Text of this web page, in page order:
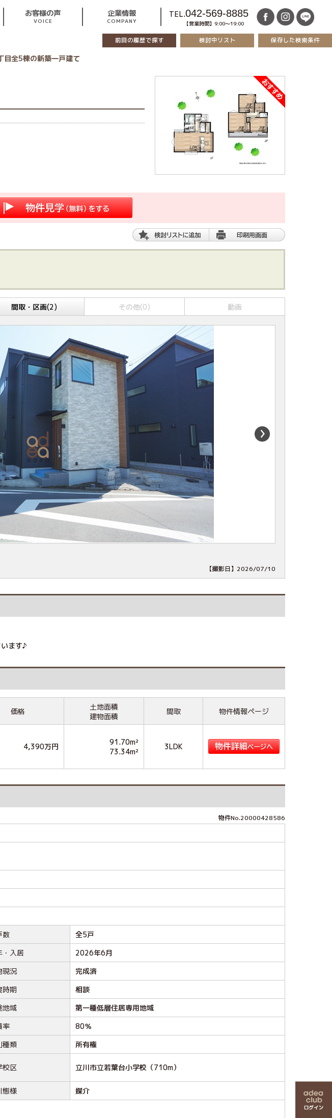
お客様の声
VOICE
企業情報
COMPANY
TEL.042-569-8885
【営業時間】9:00～19:00
前回の履歴で探す 検討中リスト 保存した検索条件
目全5棟の新築一戸建て
間取・区画(2) その他(0) 動画
【撮影日】2026/07/10
ます♪
価格
土地面積
建物面積
間取 物件情報ページ
4,390万円
91.70m²
73.34m²
3LDK
物件No.20000428586
数
全5戸
・入居
2026年6月
現況
完成済
時期
相談
地域
第一種低層住居専用地域
率
80％
種類 所有権
校区 立川市立若葉台小学校（710m）
態様
媒介